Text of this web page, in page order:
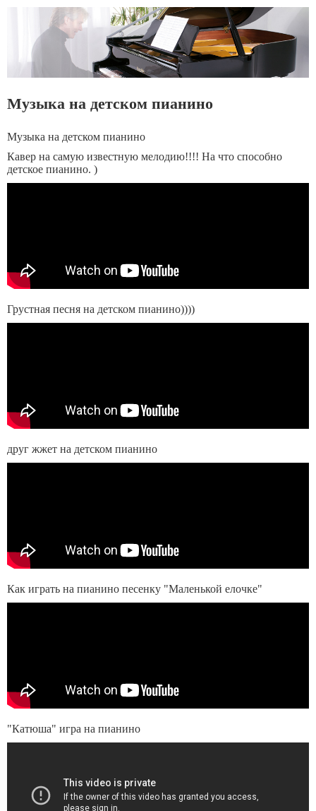
Музыка на детском пианино
Музыка на детском пианино
Кавер на самую известную мелодию!!!! На что способно
детское пианино. )
Грустная песня на детском пианино))))
друг жжет на детском пианино
Как играть на пианино песенку "Маленькой елочке"
"Катюша" игра на пианино